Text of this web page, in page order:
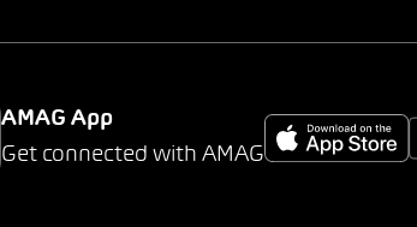
AMAG App
Get connected with AMAG